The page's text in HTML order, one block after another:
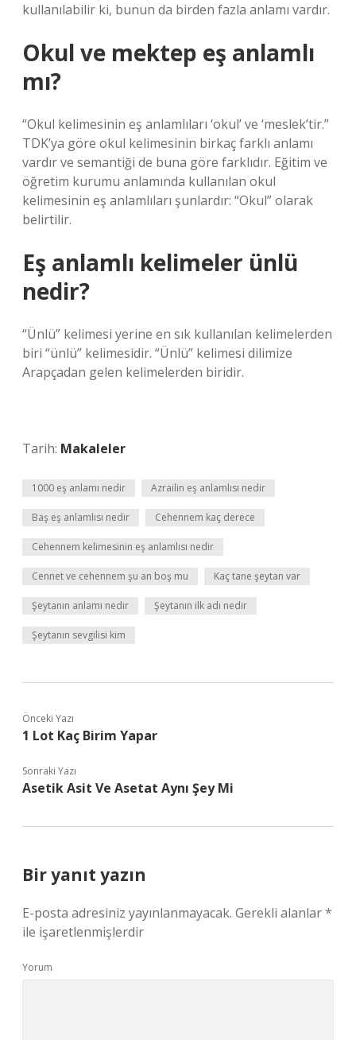
kullanılabilir ki, bunun da birden fazla anlamı vardır.
Okul ve mektep eş anlamlı
mı?
“Okul kelimesinin eş anlamlıları ‘okul’ ve ‘meslek’tir.”
TDK’ya göre okul kelimesinin birkaç farklı anlamı
vardır ve semantiği de buna göre farklıdır. Eğitim ve
öğretim kurumu anlamında kullanılan okul
kelimesinin eş anlamlıları şunlardır: “Okul” olarak
belirtilir.
Eş anlamlı kelimeler ünlü
nedir?
“Ünlü” kelimesi yerine en sık kullanılan kelimelerden
biri “ünlü” kelimesidir. “Ünlü” kelimesi dilimize
Arapçadan gelen kelimelerden biridir.
Tarih: Makaleler
1000 eş anlamı nedir Azrailin eş anlamlısı nedir
Baş eş anlamlısı nedir Cehennem kaç derece
Cehennem kelimesinin eş anlamlısı nedir
Cennet ve cehennem şu an boş mu Kaç tane şeytan var
Şeytanın anlamı nedir Şeytanın ilk adı nedir
Şeytanın sevgilisi kim
Önceki Yazı
1 Lot Kaç Birim Yapar
Sonraki Yazı
Asetik Asit Ve Asetat Aynı Şey Mi
Bir yanıt yazın
E-posta adresiniz yayınlanmayacak. Gerekli alanlar*
ile işaretlenmişlerdir
Yorum